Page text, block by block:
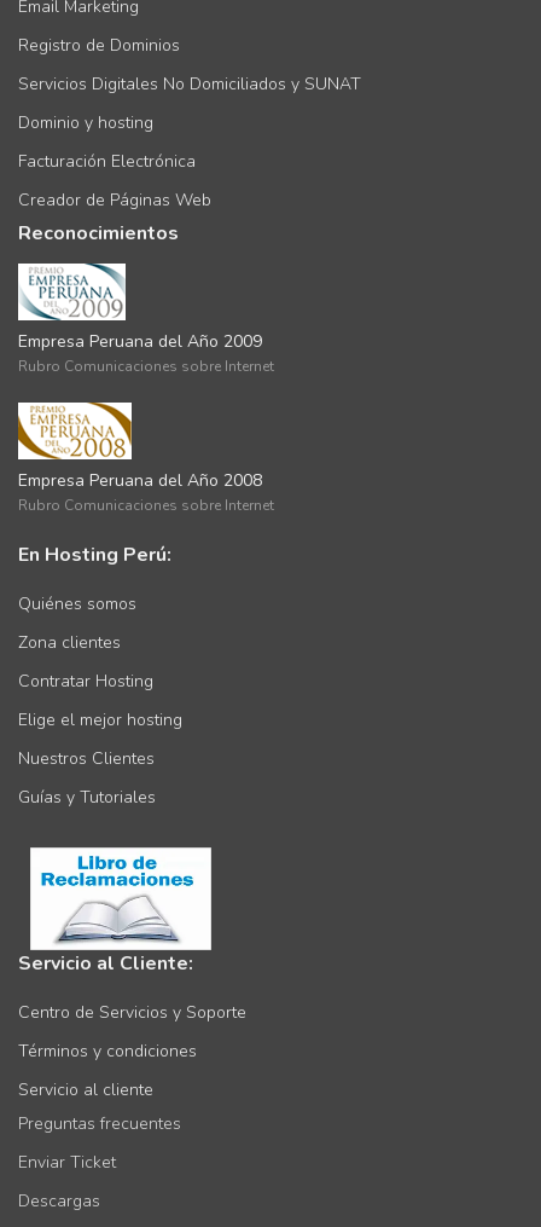
Email Marketing
Registro de Dominios
Servicios Digitales No Domiciliados y SUNAT
Dominio y hosting
Facturación Electrónica
Creador de Páginas Web
Reconocimientos
Empresa Peruana del Año 2009
Rubro Comunicaciones sobre Internet
Empresa Peruana del Año 2008
Rubro Comunicaciones sobre Internet
En Hosting Perú:
Quiénes somos
Zona clientes
Contratar Hosting
Elige el mejor hosting
Nuestros Clientes
Guías y Tutoriales
Servicio al Cliente:
Centro de Servicios y Soporte
Términos y condiciones
Servicio al cliente
Preguntas frecuentes
Enviar Ticket
Descargas